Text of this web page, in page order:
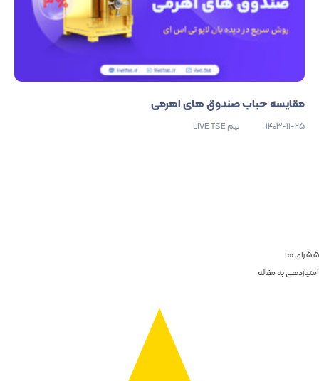
مقایسه حباب صندوق های اهرمی
1403-11-25 تیم LIVE TSE
5
5رای ها
امتیازدهی به مقاله